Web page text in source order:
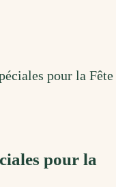
pour la Fête
pour la